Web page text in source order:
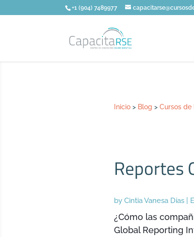
+1 (904) 7489977
Inicio > Blog >Cursos de
Reportes
byCintia Vanesa Días
¿Cómo las
Global Reporting